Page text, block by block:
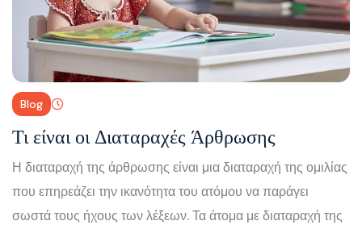
Blog
Τι είναι οι Διαταραχές Άρθρωσης
Η διαταραχή της άρθρωσης είναι μια διαταραχή της ομιλίας
που επηρεάζει την ικανότητα του ατόμου να παράγει
σωστά τους ήχους των λέξεων. Τα άτομα με διαταραχή της